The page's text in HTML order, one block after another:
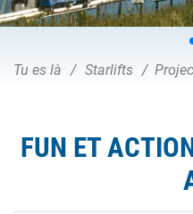
Tu es là Starlifts
FUN ET